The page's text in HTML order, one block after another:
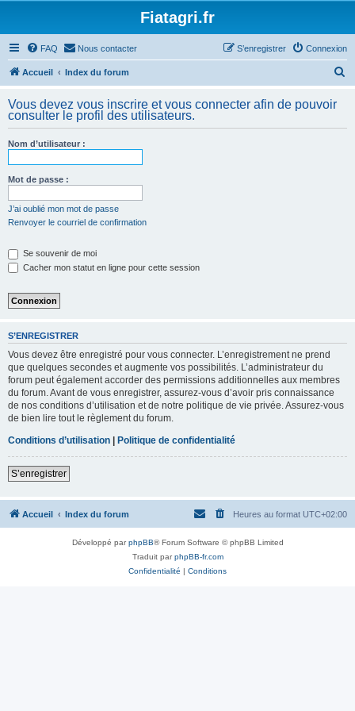
Fiatagri.fr
FAQ Nous contacter Connexion
S’enregistrer
Accueil Index du forum
h
Vous devez vous inscrire et vous connecter afin de pouvoir
consulter le profil des utilisateurs.
Nom d’utilisateur :
Mot de passe :
J’ai oublié mon mot de passe
Renvoyer le courriel de confirmation
Se souvenir de moi
Cacher mon statut en ligne pour cette session
S’ENREGISTRER
Vous devez être enregistré pour vous connecter. L’enregistrement ne prend
que quelques secondes et augmente vos possibilités. L’administrateur du
forum peut également accorder des permissions additionnelles aux membres
du forum. Avant de vous enregistrer, assurez-vous d’avoir pris connaissance
de nos conditions d’utilisation et de notre politique de vie privée. Assurez-vous
de bien lire tout le règlement du forum.
Conditions d’utilisation | Politique de confidentialité
S’enregistrer
Accueil Index du forum Heures au format UTC+02:00
Développé parphpBB® Forum Software © phpBB Limited
Traduit parphpBB-fr.com
Confidentialité | Conditions